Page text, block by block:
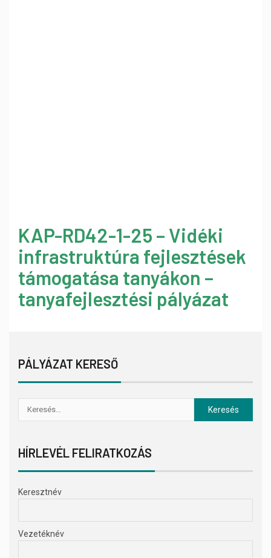
KAP-RD42-1-25 – Vidéki
infrastruktúra fejlesztések
támogatása tanyákon –
tanyafejlesztési pályázat
PÁLYÁZAT KERESŐ
HÍRLEVÉL FELIRATKOZÁS
Keresztnév
Vezetéknév